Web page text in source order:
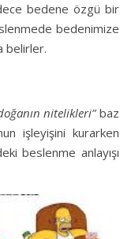
bedene özgü bir
bedenimize
belirler.
nitelikleri”baz
işleyişini kurarken
beslenme anlayışı